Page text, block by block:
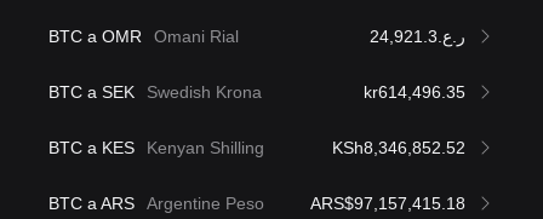
BTC a OMR Omani Rial ر.ع.24,921.3
BTC a SEK Swedish Krona kr614,496.35
BTC a KES Kenyan Shilling KSh8,346,852.52
BTC a ARS Argentine Peso ARS$97,157,415.18